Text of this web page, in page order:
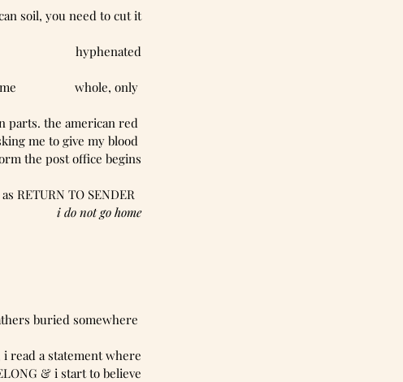
soil, you need to cut it
hyphenated
whole, only
parts. the american red
me to give my blood
​the post office begins
RETURN TO SENDER
i do not go home
buried somewhere
read a statement where
​& i start to believe